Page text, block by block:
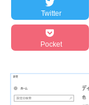
Twitter
Pocket